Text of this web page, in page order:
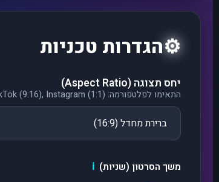
⚙️הגדרות טכניות
יחס תצוגה (Aspect Ratio)
התאימו לפלטפורמה: YouTube (16:9), TikTok (9:16), Instagram (1:1)
משך הסרטון (שניות) ℹ️